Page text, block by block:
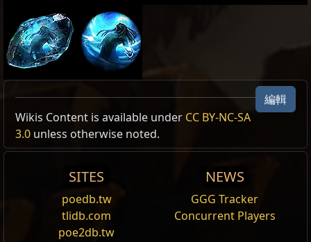
Allow Type: 傷害, 攻擊, CrossbowAmmoSkill
Reset
朝著目標區域躍起，並在落地時以你的武器重擊並
範圍內的敵人。被踩到的敵人將會 被推出去。
重盾衝鋒
編輯
Wikis Content is available under CC BY-NC-SA
3.0 unless otherwise noted.
SITES
poedb.tw
tlidb.com
poe2db.tw
NEWS
GGG Tracker
Concurrent Players